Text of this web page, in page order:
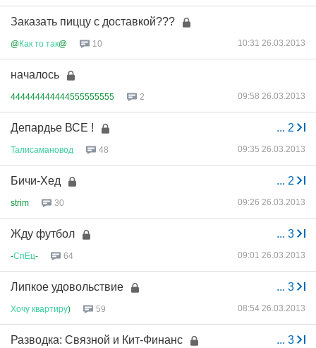
Заказать пиццу с доставкой???
@Как то так@ 10 10:31 26.03.2013
началось
444444444444555555555 2 09:58 26.03.2013
... 2
Депардье ВСЕ !
Талисамановод 48 09:35 26.03.2013
... 2
Бичи-Хед
strim 30 09:26 26.03.2013
... 3
Жду футбол
-СпЕц- 64 09:01 26.03.2013
... 3
Липкое удовольствие
Хочу квартиру) 59 08:54 26.03.2013
... 3
Разводка: Связной и Кит-Финанс